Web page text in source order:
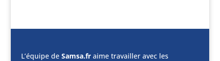
L’équipe de Samsa.fraime travailler avec les